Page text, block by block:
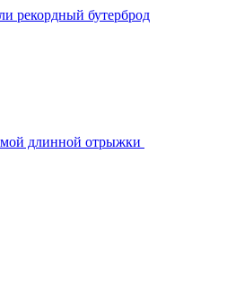
рекордный бутерброд
длинной отрыжки